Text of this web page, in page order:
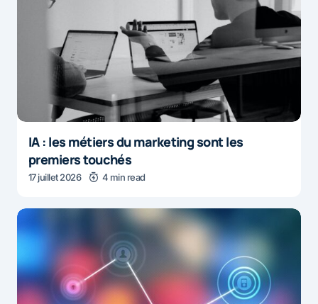
IA : les métiers du marketing sont les
premiers touchés
17 juillet 2026 4 min read